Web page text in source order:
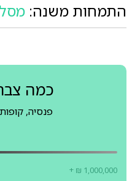
התמחות משנה:
כמה
פנסיה,
+ ₪ 1,000,000